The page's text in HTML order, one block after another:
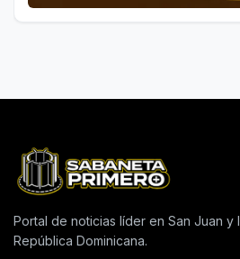
Portal de noticias líder en San Juan y
República Dominicana.